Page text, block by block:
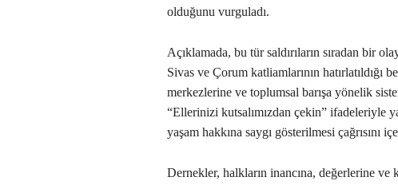
olduğunu vurguladı.
Açıklamada, bu tür saldırıların sıradan bir
Sivas ve Çorum katliamlarının hatırlatıldığı
merkezlerine ve toplumsal barışa yönelik
“Ellerinizi kutsalımızdan çekin” ifadeleriyle
yaşam hakkına saygı gösterilmesi çağrısını
Dernekler, halkların inancına, değerlerine